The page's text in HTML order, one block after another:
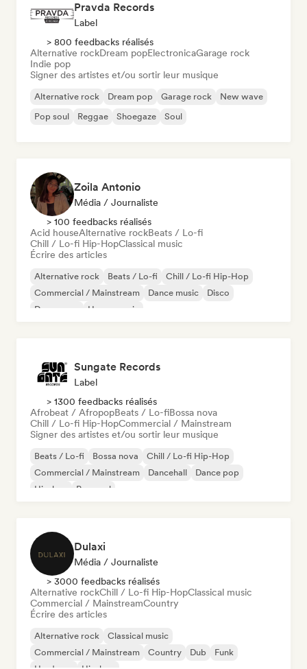
Pravda Records
Label
> 800 feedbacks réalisés
Alternative rockDream popElectronicaGarage rock
Indie pop
Signer des artistes et/ou sortir leur musique
Alternative rock Dream pop Garage rock
New wave
Pop soul
Reggae Shoegaze Soul
Zoila Antonio
Média / Journaliste
> 100 feedbacks réalisés
Acid houseAlternative rockBeats / Lo-fi
Chill / Lo-fi Hip-HopClassical music
Écrire des articles
Alternative rock Beats / Lo-fi
Chill / Lo-fi Hip-Hop
Commercial / Mainstream
Dance music
Disco
Dream pop
House music
Sungate Records
Label
> 1300 feedbacks réalisés
Afrobeat / AfropopBeats / Lo-fiBossa nova
Chill / Lo-fi Hip-HopCommercial / Mainstream
Signer des artistes et/ou sortir leur musique
Beats / Lo-fi Bossa nova
Chill / Lo-fi Hip-Hop
Commercial / Mainstream
Dancehall
Dance pop
Hip-hop
Pop soul
Dulaxi
Média / Journaliste
> 3000 feedbacks réalisés
Alternative rockChill / Lo-fi Hip-HopClassical music
Commercial / MainstreamCountry
Écrire des articles
Alternative rock
Classical music
Commercial / Mainstream
Country Dub
Funk